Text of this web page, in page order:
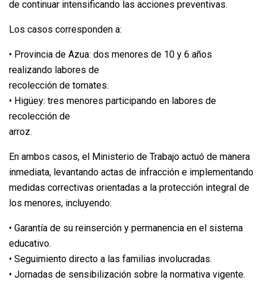
de continuar intensificando las acciones preventivas.
Los casos corresponden a:
• Provincia de Azua: dos menores de 10 y 6 años
realizando labores de
recolección de tomates.
• Higüey: tres menores participando en labores de
recolección de
arroz.
En ambos casos, el Ministerio de Trabajo actuó de manera
inmediata, levantando actas de infracción e implementando
medidas correctivas orientadas a la protección integral de
los menores, incluyendo:
• Garantía de su reinserción y permanencia en el sistema
educativo.
• Seguimiento directo a las familias involucradas.
• Jornadas de sensibilización sobre la normativa vigente.